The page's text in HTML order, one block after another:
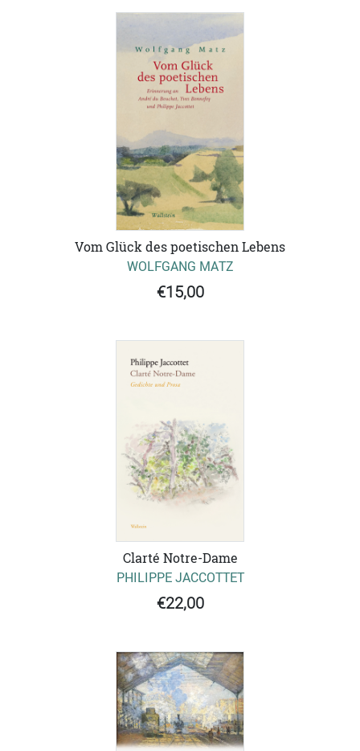
Vom Glück des poetischen Lebens
WOLFGANG MATZ
€15,00
Clarté Notre-Dame
PHILIPPE JACCOTTET
€22,00